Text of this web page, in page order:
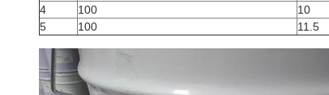
4
100 10
5
100 11.5